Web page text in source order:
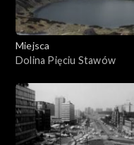
Miejsca
Dolina Pięciu Stawów